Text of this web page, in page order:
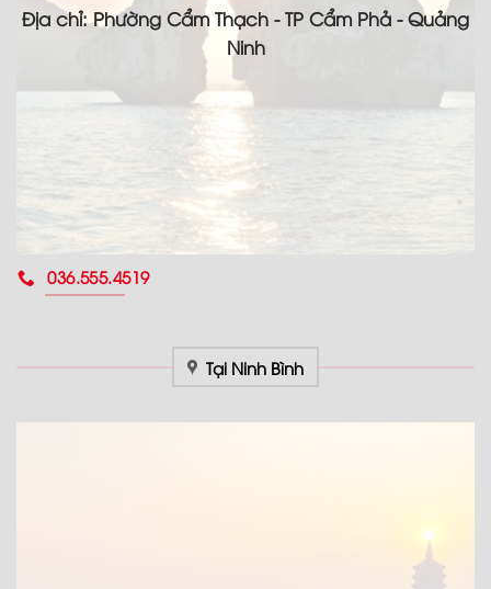
Địa chỉ: Phường Cẩm Thạch - TP Cẩm Phả - Quảng
Ninh
036.555.4519
Tại Ninh Bình